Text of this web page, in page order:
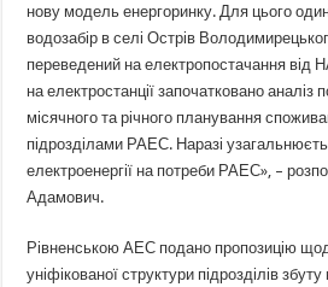
нову модель енергоринку. Для цього
водозабір в селі Острів
переведений на електропостачання від
на електростанції започатковано аналіз
місячного та річного планування
підрозділами РАЕС. Наразі
електроенергії на потреби РАЕС», –
Адамович.
Рівненською АЕС подано пропозицію
уніфікованої структури підрозділів